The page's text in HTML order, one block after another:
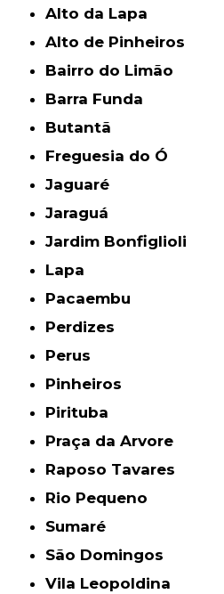
Alto da Lapa
Alto de Pinheiros
Bairro do Limão
Barra Funda
Butantã
Freguesia do Ó
Jaguaré
Jaraguá
Jardim Bonfiglioli
Lapa
Pacaembu
Perdizes
Perus
Pinheiros
Pirituba
Praça da Arvore
Raposo Tavares
Rio Pequeno
Sumaré
São Domingos
Vila Leopoldina